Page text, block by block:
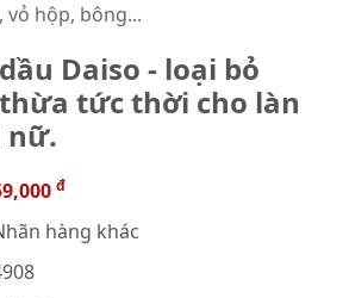
vỏ hộp, bông...
Daiso - loại bỏ
tức thời cho làn
nữ.
đ
hàng khác